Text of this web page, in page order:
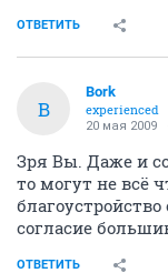
ОТВЕТИТЬ
B
Bork
experienced
20 мая 2009
Зря Вы. Даже и
то могут не всё
согласие
ОТВЕТИТЬ